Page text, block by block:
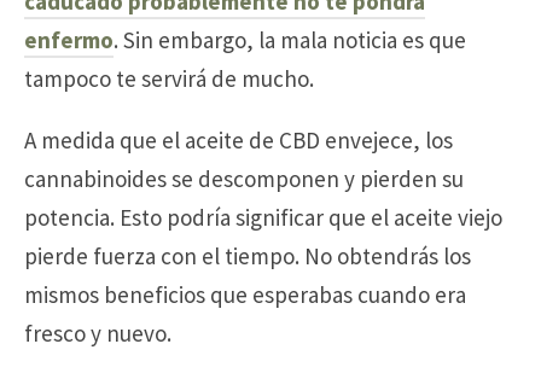
enfermo. Sin embargo, la mala noticia es que
tampoco te servirá de mucho.
A medida que el aceite de CBD envejece, los
cannabinoides se descomponen y pierden su
potencia. Esto podría significar que el aceite viejo
pierde fuerza con el tiempo. No obtendrás los
mismos beneficios que esperabas cuando era
fresco y nuevo.